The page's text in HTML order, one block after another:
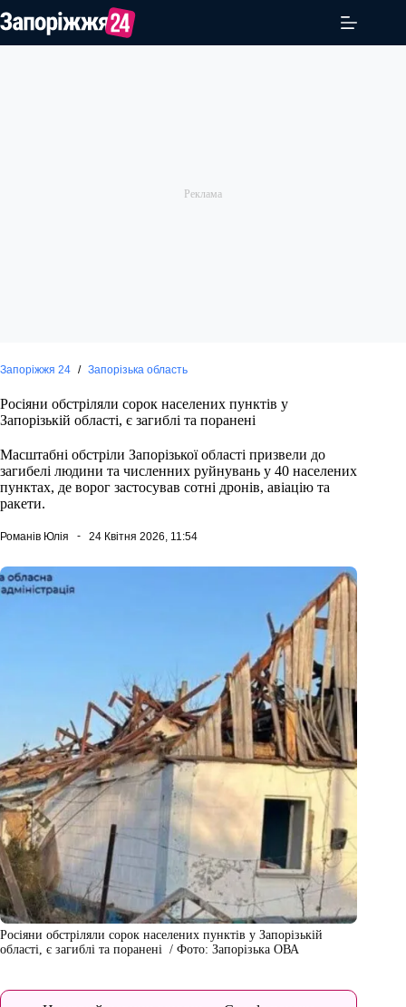
до
Запоріжжя 24 / Запорізька область
Росіяни обстріляли сорок населених пунктів у
Запорізькій області, є загиблі та поранені
Масштабні обстріли Запорізької області призвели до
загибелі людини та численних руйнувань у 40 населених
пунктах, де ворог застосував сотні дронів, авіацію та
ракети.
Романів Юлія 24 Квітня 2026, 11:54
Росіяни обстріляли сорок населених пунктів у Запорізькій
області, є загиблі та поранені / Фото: Запорізька ОВА